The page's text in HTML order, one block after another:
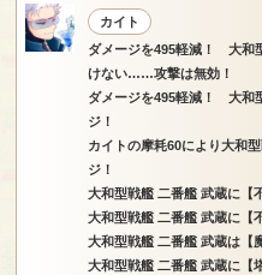
カイト
ダメージを495軽減！ 大和
けない……攻撃は無効！
ダメージを495軽減！ 大和
ジ！
カイトの摩耗60により大和
ジ！
大和型戦艦 二番艦 武蔵に【
大和型戦艦 二番艦 武蔵に【
大和型戦艦 二番艦 武蔵は【
大和型戦艦 二番艦 武蔵に【